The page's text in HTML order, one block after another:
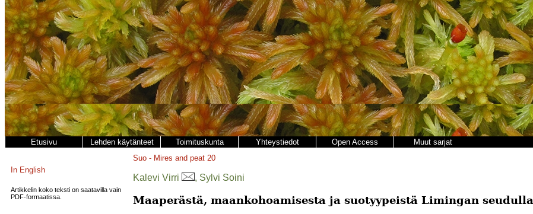
Etusivu Lehden käytänteet Toimituskunta Yhteystiedot Open Access Muut sarjat
In English
Artikkelin koko teksti on saatavilla vain
PDF-formaatissa.
Suo - Mires and peat 20
Kalevi Virri , Sylvi Soini
Maaperästä, maankohoamisesta ja suotyypeistä Limingan seudulla